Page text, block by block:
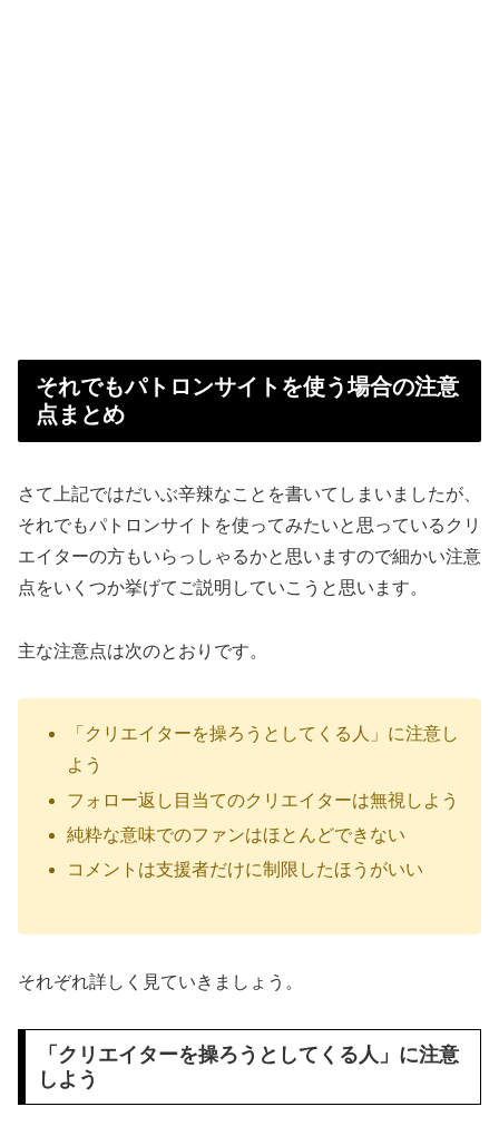
それでもパトロンサイトを使う場合の注意
点まとめ
さて上記ではだいぶ辛辣なことを書いてしまいましたが、
それでもパトロンサイトを使ってみたいと思っているクリ
エイターの方もいらっしゃるかと思いますので細かい注意
点をいくつか挙げてご説明していこうと思います。
主な注意点は次のとおりです。
「クリエイターを操ろうとしてくる人」に注意し
よう
フォロー返し目当てのクリエイターは無視しよう
純粋な意味でのファンはほとんどできない
コメントは支援者だけに制限したほうがいい
それぞれ詳しく見ていきましょう。
「クリエイターを操ろうとしてくる人」に注意
しよう